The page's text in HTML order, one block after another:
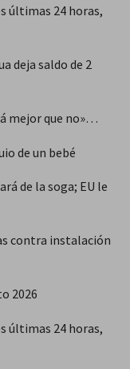
últimas 24 horas,
deja saldo de 2
mejor que no»…
de un bebé
de la soga; EU le
contra instalación
2026
últimas 24 horas,